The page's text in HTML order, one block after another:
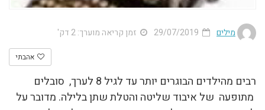
מילים זמן קריאה מוערך: 2 דק'
אהבתי
רבים מהילדים הבוגרים יותר עד לגיל 8 לערך, סובלים
מתופעה של איבוד שליטה והטלת שתן בלילה. מדובר על